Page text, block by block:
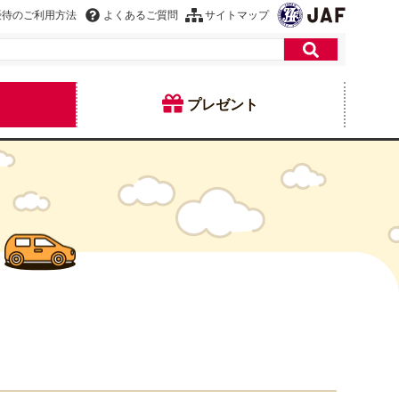
のご利用方法 よくあるご質問 サイトマップ
プレゼント